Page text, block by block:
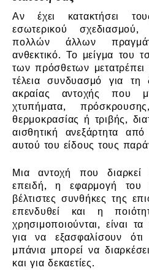
Αν έχει κατακτήσει
εσωτερικού
πολλών άλλων
ανθεκτικό. Το μείγμα του
των πρόσθετων
τέλεια συνδυασμό για τη
ακραίας αντοχής που
χτυπήματα,
θερμοκρασίας ή τριβής,
αισθητική ανεξάρτητα
αυτού του είδους τους
Μια αντοχή που
επειδή, η εφαρμογή του
βέλτιστες συνθήκες της
επενδυθεί και η
χρησιμοποιούνται, είναι
για να εξασφαλίσουν ότι
μπάνια μπορεί να
και για δεκαετίες.